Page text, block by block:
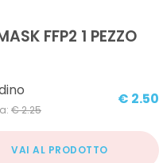
FFP2 1 PEZZO
€2.25
€ 2.50
VAI AL PRODOTTO